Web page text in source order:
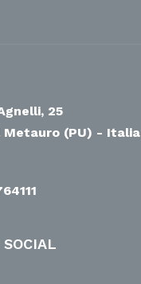
25
Metauro (PU) - Italia